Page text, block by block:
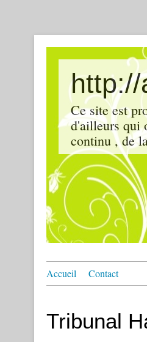
Ce site est
d'ailleurs qui
continu , de
Accueil Contact
Tribunal